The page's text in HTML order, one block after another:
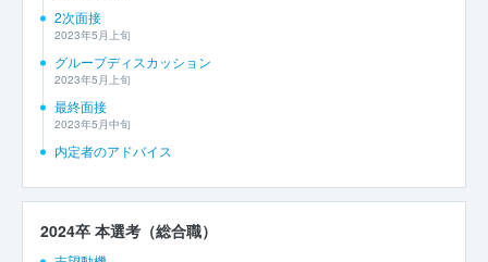
2次面接
2023年5月上旬
グループディスカッション
2023年5月上旬
最終面接
2023年5月中旬
内定者のアドバイス
2024卒 本選考（総合職）